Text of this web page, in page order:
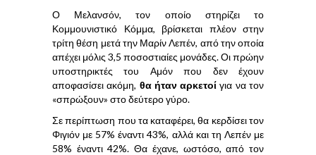
Ο Μελανσόν, τον οποίο στηρίζει το
Κομμουνιστικό Κόμμα, βρίσκεται πλέον στην
τρίτη θέση μετά την Μαρίν Λεπέν, από την οποία
απέχει μόλις 3,5 ποσοστιαίες μονάδες. Οι πρώην
υποστηρικτές του Αμόν που δεν έχουν
αποφασίσει ακόμη, θα ήταν αρκετοί για να τον
«σπρώξουν» στο δεύτερο γύρο.
Σε περίπτωση που τα καταφέρει, θα κερδίσει τον
Φιγιόν με 57% έναντι 43%, αλλά και τη Λεπέν με
58% έναντι 42%. Θα έχανε, ωστόσο, από τον